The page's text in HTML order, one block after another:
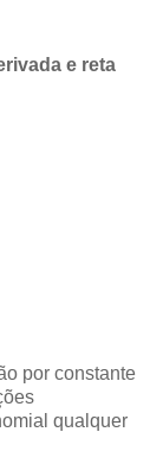
e reta
por constante
qualquer